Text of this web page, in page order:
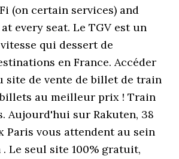
(on certain services) and
every seat. Le TGV est un
qui dessert de
en France. Accéder
site de vente de billet de train
au meilleur prix ! Train
Aujourd'hui sur Rakuten, 38
Paris vous attendent au sein
Le seul site 100% gratuit,